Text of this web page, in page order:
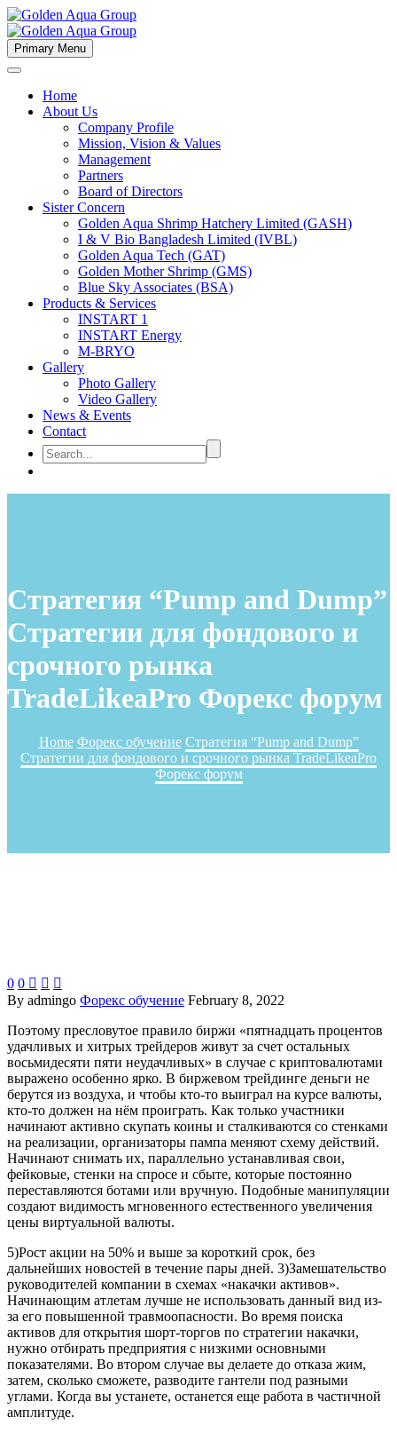
Primary Menu
Home
About Us
Company Profile
Mission, Vision & Values
Management
Partners
Board of Directors
Sister Concern
Golden Aqua Shrimp Hatchery Limited (GASH)
I & V Bio Bangladesh Limited (IVBL)
Golden Aqua Tech (GAT)
Golden Mother Shrimp (GMS)
Blue Sky Associates (BSA)
Products & Services
INSTART 1
INSTART Energy
M-BRYO
Gallery
Photo Gallery
Video Gallery
News & Events
Contact
Стратегия “Pump and Dump”
Стратегии для фондового и
срочного рынка
TradeLikeaPro Форекс форум
Home Форекс обучение Стратегия “Pump and Dump”
Стратегии для фондового и срочного рынка TradeLikeaPro
Форекс форум
0 0   
By admingo Форекс обучение February 8, 2022
Поэтому пресловутое правило биржи «пятнадцать процентов
удачливых и хитрых трейдеров живут за счет остальных
восьмидесяти пяти неудачливых» в случае с криптовалютами
выражено особенно ярко. В биржевом трейдинге деньги не
берутся из воздуха, и чтобы кто-то выиграл на курсе валюты,
кто-то должен на нём проиграть. Как только участники
начинают активно скупать коины и сталкиваются со стенками
на реализации, организаторы пампа меняют схему действий.
Начинают снимать их, параллельно устанавливая свои,
фейковые, стенки на спросе и сбыте, которые постоянно
переставляются ботами или вручную. Подобные манипуляции
создают видимость мгновенного естественного увеличения
цены виртуальной валюты.
5)Рост акции на 50% и выше за короткий срок, без
дальнейших новостей в течение пары дней. 3)Замешательство
руководителей компании в схемах «накачки активов».
Начинающим атлетам лучше не использовать данный вид из-
за его повышенной травмоопасности. Во время поиска
активов для открытия шорт-торгов по стратегии накачки,
нужно отбирать предприятия с низкими основными
показателями. Во втором случае вы делаете до отказа жим,
затем, сколько сможете, разводите гантели под разными
углами. Когда вы устанете, останется еще работа в частичной
амплитуде.